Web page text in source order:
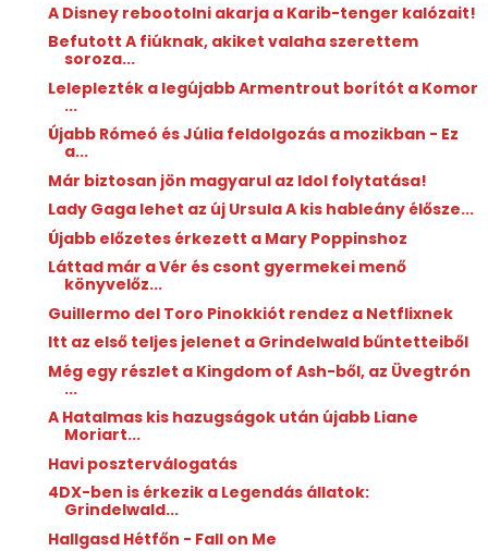
A Disney rebootolni akarja a Karib-tenger kalózait!
Befutott A fiúknak, akiket valaha szerettem
soroza...
Leleplezték a legújabb Armentrout borítót a Komor
...
Újabb Rómeó és Júlia feldolgozás a mozikban - Ez
a...
Már biztosan jön magyarul az Idol folytatása!
Lady Gaga lehet az új Ursula A kis hableány élősze...
Újabb előzetes érkezett a Mary Poppinshoz
Láttad már a Vér és csont gyermekei menő
könyvelőz...
Guillermo del Toro Pinokkiót rendez a Netflixnek
Itt az első teljes jelenet a Grindelwald bűntetteiből
Még egy részlet a Kingdom of Ash-ből, az Üvegtrón
...
A Hatalmas kis hazugságok után újabb Liane
Moriart...
Havi poszterválogatás
4DX-ben is érkezik a Legendás állatok:
Grindelwald...
Hallgasd Hétfőn - Fall on Me